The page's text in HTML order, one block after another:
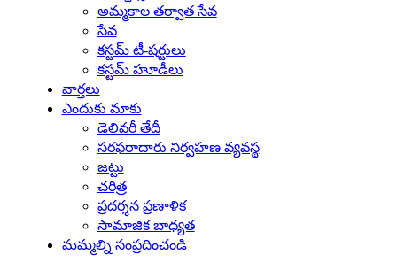
అమ్మకాల తర్వాత సేవ
సేవ
కస్టమ్ టీ-షర్టులు
కస్టమ్ హూడీలు
వార్తలు
ఎందుకు మాకు
డెలివరీ తేదీ
సరఫరాదారు నిర్వహణ వ్యవస్థ
జట్టు
చరిత్ర
ప్రదర్శన ప్రణాళిక
సామాజిక బాధ్యత
మమ్మల్ని సంప్రదించండి